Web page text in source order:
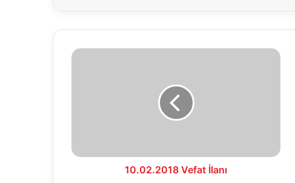
10.02.2018
10.02.2018 Vefat İlanı